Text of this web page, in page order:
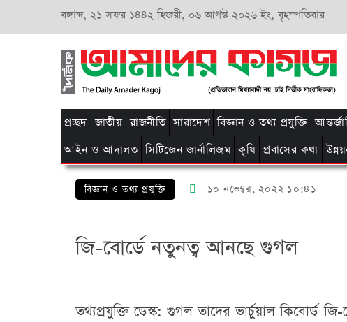
বঙ্গাব্দ, ২১ সফর ১৪৪২ হিজরী, ০৬ আগস্ট ২০২৬ ইং, বৃহস্পতিবার
প্রচ্ছদ জাতীয় রাজনীতি সারাদেশ বিজ্ঞান ও তথ্য প্রযুক্তি
আইন ও আদালত সিটিজেন জার্নালিজম কৃষি প্রবাসের কথা
বিজ্ঞান ও তথ্য প্রযুক্তি ১০ নভেম্বর, ২০২২ ১০:৪১
জি-বোর্ডে নতুনত্ব আনছে গুগল
তথ্যপ্রযুক্তি ডেস্ক:গুগল তাদের ভার্চুয়াল কিবোর্ড